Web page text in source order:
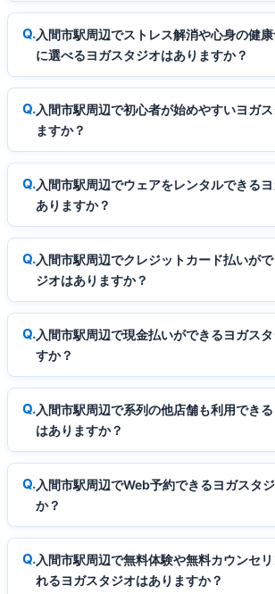
入間市駅周辺でストレス解消や心身の健
に選べるヨガスタジオはありますか？
入間市駅周辺で初心者が始めやすいヨガ
ますか？
入間市駅周辺でウェアをレンタルできる
ありますか？
入間市駅周辺でクレジットカード払いが
ジオはありますか？
入間市駅周辺で現金払いができるヨガス
すか？
入間市駅周辺で系列の他店舗も利用でき
はありますか？
入間市駅周辺でWeb予約できるヨガスタ
か？
入間市駅周辺で無料体験や無料カウンセ
れるヨガスタジオはありますか？